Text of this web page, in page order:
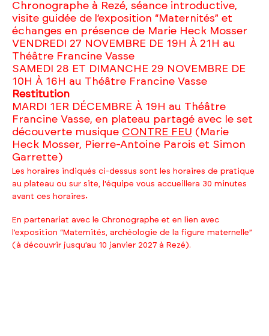
Chronographe à Rezé, séance introductive,
visite guidée de l’exposition “Maternités” et
échanges en présence de Marie Heck Mosser
VENDREDI 27 NOVEMBRE DE 19H À 21H au
Théâtre Francine Vasse
SAMEDI 28 ET DIMANCHE 29 NOVEMBRE DE
10H À 16H au Théâtre Francine Vasse
Restitution
MARDI 1ER DÉCEMBRE À 19H au Théâtre
Francine Vasse, en plateau partagé avec le set
découverte musique CONTRE FEU (Marie
Heck Mosser, Pierre-Antoine Parois et Simon
Garrette)
Les horaires indiqués ci-dessus sont les horaires de pratique
au plateau ou sur site, l'équipe vous accueillera 30 minutes
avant ces horaires.
En partenariat avec le Chronographe et en lien avec
l’exposition “Maternités, archéologie de la figure maternelle”
(à découvrir jusqu’au 10 janvier 2027 à Rezé).